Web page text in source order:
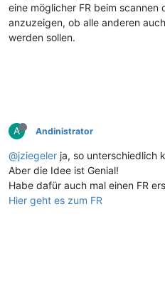
eine möglicher FR beim scannen
anzuzeigen, ob alle anderen
werden sollen.
A Andinistrator
@jziegeler ja, so unterschiedlich
Aber die Idee ist Genial!
Habe dafür auch mal einen FR
Hier geht es zum FR